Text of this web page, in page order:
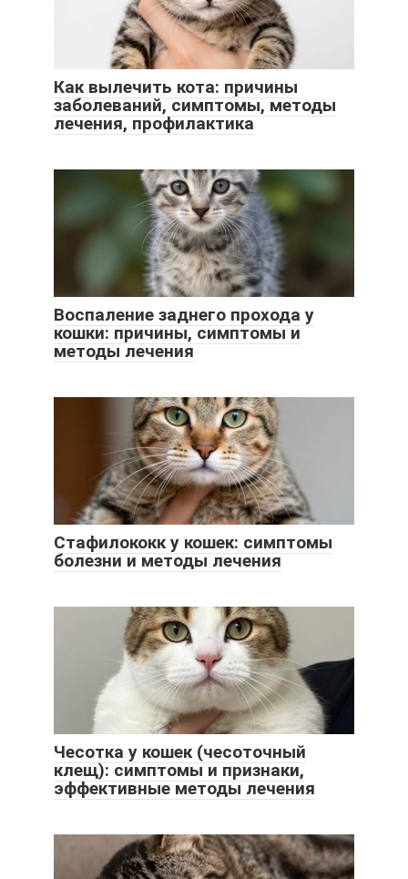
Как вылечить кота: причины
заболеваний, симптомы, методы
лечения, профилактика
Воспаление заднего прохода у
кошки: причины, симптомы и
методы лечения
Стафилококк у кошек: симптомы
болезни и методы лечения
Чесотка у кошек (чесоточный
клещ): симптомы и признаки,
эффективные методы лечения